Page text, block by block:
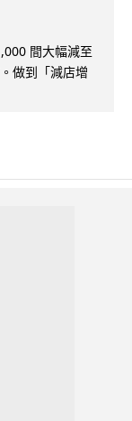
間大幅減至
做到「減店增